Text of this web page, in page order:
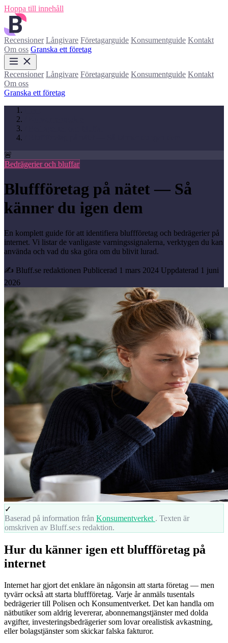
Hoppa till innehåll
Recensioner Långivare Företagarguide Konsumentguide Kontakt
Om oss Granska ett företag
Recensioner Långivare Företagarguide Konsumentguide Kontakt
Om oss
Granska ett företag
🚨
Bedrägerier och bluffar
Bluffföretag på nätet — Så
känner du igen dem
En komplett guide för att identifiera bluffföretag och bedrägerier på
internet. Vi listar de vanligaste varningssignalerna, verktygen du kan
använda och vad du ska göra om du blivit lurad.
✍ Bluff.se redaktionen Publicerad 1 mars 2024 Uppdaterad 1 juni
2026
✓
Baserad på information från Konsumentverket . Texten är
omskriven av Bluff.se:s redaktion.
Hur du känner igen ett bluffföretag på
internet
Internet har gjort det enklare än någonsin att starta företag — men
tyvärr också att starta bluffföretag. Varje år anmäls tusentals
bedrägerier till Polisen och Konsumentverket. Det kan handla om
nätbutiker som aldrig levererar, abonnemangstjänster med dolda
avgifter, investeringsbedrägerier som lovar orealistisk avkastning,
eller bolagstjänster som skickar falska fakturor.